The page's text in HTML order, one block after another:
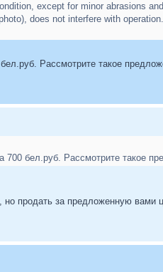
except for minor abrasions
does not interfere with operation.
Рассмотрите такое
700 бел.руб. Рассмотрите такое
продать за предложенную вами